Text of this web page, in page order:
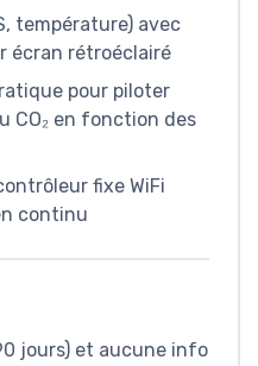
température) avec
écran rétroéclairé
pour piloter
CO₂ en fonction des
fixe WiFi
continu
jours) et aucune info